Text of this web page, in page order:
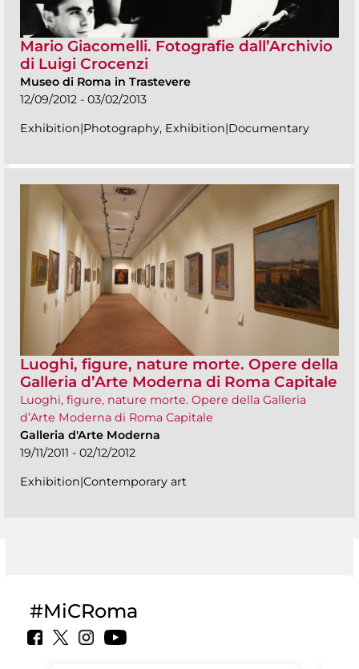
Mario Giacomelli. Fotografie dall’Archivio
di Luigi Crocenzi
Museo di Roma in Trastevere
12/09/2012 - 03/02/2013
Exhibition|Photography, Exhibition|Documentary
Luoghi, figure, nature morte. Opere della
Galleria d’Arte Moderna di Roma Capitale
Luoghi, figure, nature morte. Opere della Galleria
d’Arte Moderna di Roma Capitale
Galleria d'Arte Moderna
19/11/2011 - 02/12/2012
Exhibition|Contemporary art
#MiCRoma